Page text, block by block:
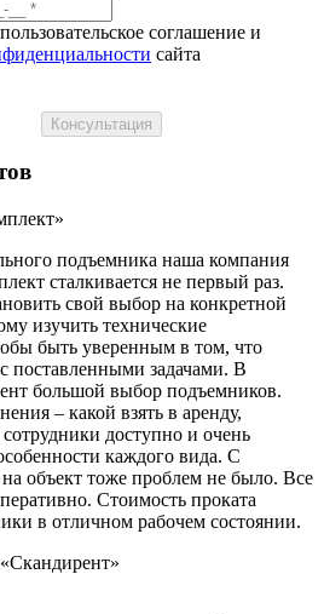
соглашение и
сайта
Консультация
подъемника наша компания
сталкивается не первый раз.
свой выбор на конкретной
изучить технические
быть уверенным в том, что
поставленными задачами. В
большой выбор подъемников.
– какой взять в аренду,
доступно и очень
каждого вида. С
объект тоже проблем не было. Все
Стоимость проката
в отличном рабочем состоянии.